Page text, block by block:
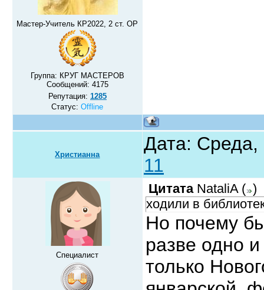
Мастер-Учитель КР2022, 2 ст. ОР
Группа: КРУГ МАСТЕРОВ
Сообщений: 4175
Репутация: 1285
Статус:Offline
Христианна
Дата:
11
Специалист
Цитата NataliA ( )
ходили в
Но почему
разве одно
только